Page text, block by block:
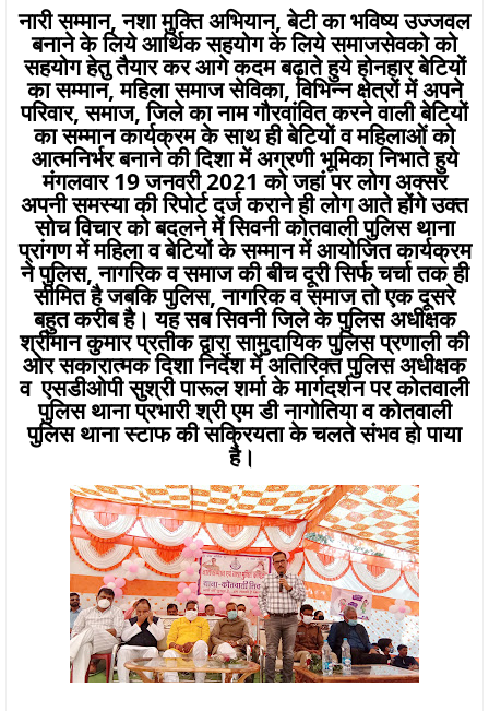
नारी सम्मान, नशा मुक्ति अभियान, बेटी का भविष्य उज्जवल
बनाने के लिये आर्थिक सहयोग के लिये समाजसेवको को
सहयोग हेतु तैयार कर आगे कदम बढ़ाते हुये होनहार बेटियों
का सम्मान, महिला समाज सेविका, विभिन्न क्षेत्रों में अपने
परिवार, समाज, जिले का नाम गौरवांवित करने वाली बेटियों
का सम्मान कार्यक्रम के साथ ही बेटियों व महिलाओं को
आत्मनिर्भर बनाने की दिशा में अग्रणी भूमिका निभाते हुये
मंगलवार 19 जनवरी 2021 को जहां पर लोग अक्सर
अपनी समस्या की रिपोर्ट दर्ज कराने ही लोग आते होंगे उक्त
सोच विचार को बदलने में सिवनी कोतवाली पुलिस थाना
प्रांगण में महिला व बेटियों के सम्मान में आयोजित कार्यक्रम
ने पुलिस, नागरिक व समाज की बीच दूरी सिर्फ चर्चा तक ही
सीमित है जबकि पुलिस, नागरिक व समाज तो एक दूसरे
बहुत करीब है। यह सब सिवनी जिले के पुलिस अधीक्षक
श्रीमान कुमार प्रतीक द्वारा सामुदायिक पुलिस प्रणाली की
ओर सकारात्मक दिशा निर्देश में अतिरिक्त पुलिस अधीक्षक
व एसडीओपी सुश्री पारूल शर्मा के मार्गदर्शन पर कोतवाली
पुलिस थाना प्रभारी श्री एम डी नागोतिया व कोतवाली
पुलिस थाना स्टाफ की सक्रियता के चलते संभव हो पाया
है।